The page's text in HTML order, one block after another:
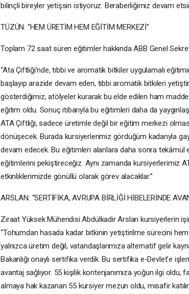
bilinçli bireyler yetişsin istiyoruz. Beraberliğimiz devam
TÜZÜN: “HEM ÜRETİM HEM EĞİTİM MERKEZİ”
Toplam 72 saat süren eğitimler hakkında ABB Genel
“Ata Çiftliği’nde, tıbbi ve aromatik bitkiler uygulamalı
başlayıp arazide devam eden, tıbbi aromatik bitkileri
gösterdiğimiz, atölyeler kurarak bu elde edilen ham
eğitim oldu. Sonuç itibarıyla bu eğitimleri daha da
ATA Çiftliği, sadece üretimle değil bir eğitim merkezi
dönüşecek. Burada kursiyerlerimiz gördüğüm kadarıyla
devam edecek. Bu eğitimleri alanlara daha sonra tekâmül
eğitimlerini pekiştireceğiz. Aynı zamanda kursiyerlerimiz
etkinliklerimizde gönüllü olarak görev alacaklar.”
ARSLAN: “SERTİFİKA, AVRUPA BİRLİĞİ HİBELERİNDE
Ziraat Yüksek Mühendisi Abdülkadir Arslan kursiyerlerin
“Tohumdan hasada kadar bitkinin yetiştirilme sürecini
yalnızca üretim değil, vatandaşlarımıza alternatif gelir
Bakanlığı onaylı sertifika verdik. Bu sertifika e-Devlet’e
avantaj sağlıyor. 55 kişilik kontenjanımıza yoğun ilgi oldu,
almaya hak kazanan 55 kursiyer mezun oldu, misafir